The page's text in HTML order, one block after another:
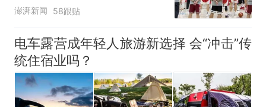
澎湃新闻 58跟贴
电车露营成年轻人旅游新选择 会“冲击”传
统住宿业吗？